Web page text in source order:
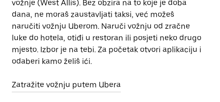
vožnje (West Allis). Bez obzira na to koje je doba
dana, ne moraš zaustavljati taksi, već možeš
naručiti vožnju Uberom. Naruči vožnju od zračne
luke do hotela, otiđi u restoran ili posjeti neko drugo
mjesto. Izbor je na tebi. Za početak otvori aplikaciju i
odaberi kamo želiš ići.
Zatražite vožnju putem Ubera